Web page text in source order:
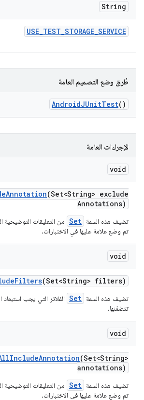
String
USE_TEST_STORAGE_SERVICE
طُرق وضع التصميم العامة
AndroidJUnitTest()
الإجراءات العامة
void
Annotation(Set<String> exclude
Annotations)
تضيف هذه السمة Set من التعليقات التوضيحية
تم وضع علامة عليها في الاختبارات.
void
Filters(Set<String> filters)
تضيف هذه السمة Set الفلاتر التي يجب استبعاد
تتضمّنها.
void
IncludeAnnotation(Set<String>
annotations)
تضيف هذه السمة Set من التعليقات التوضيحية
تم وضع علامة عليها في الاختبارات.